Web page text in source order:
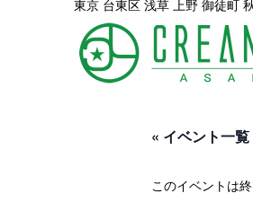
東京 台東区 浅草 上野 御徒町
« イベント一覧
このイベントは終